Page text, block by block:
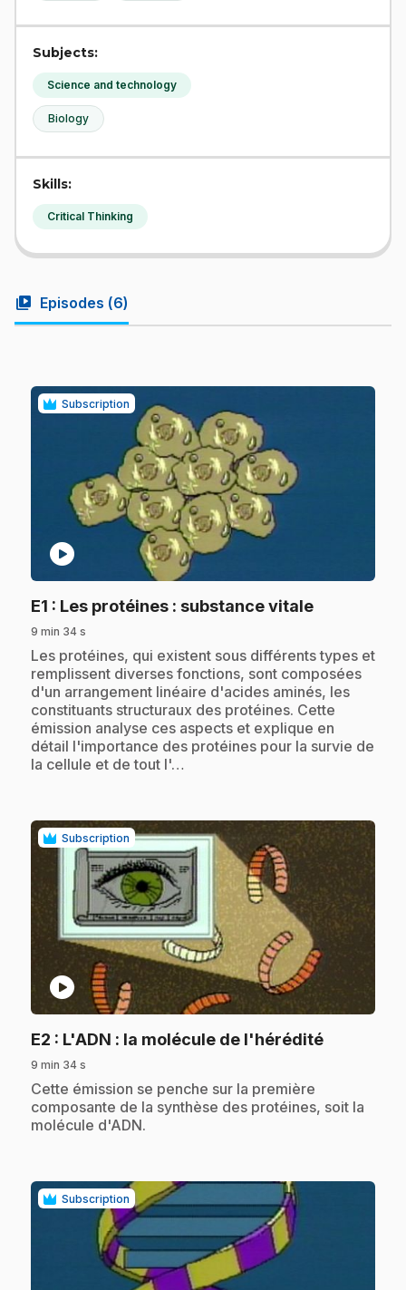
Subjects:
Science and technology
Biology
Skills:
Critical Thinking
video_library Episodes (6)
Subscription
play_circle
E1 : Les protéines : substance vitale.
9 min 34 s
.Les protéines, qui existent sous différents types et
remplissent diverses fonctions, sont composées
d'un arrangement linéaire d'acides aminés, les
constituants structuraux des protéines. Cette
émission analyse ces aspects et explique en
détail l'importance des protéines pour la survie de
la cellule et de tout l'…
Subscription
play_circle
E2 : L'ADN : la molécule de l'hérédité.
9 min 34 s
.Cette émission se penche sur la première
composante de la synthèse des protéines, soit la
molécule d'ADN.
Subscription